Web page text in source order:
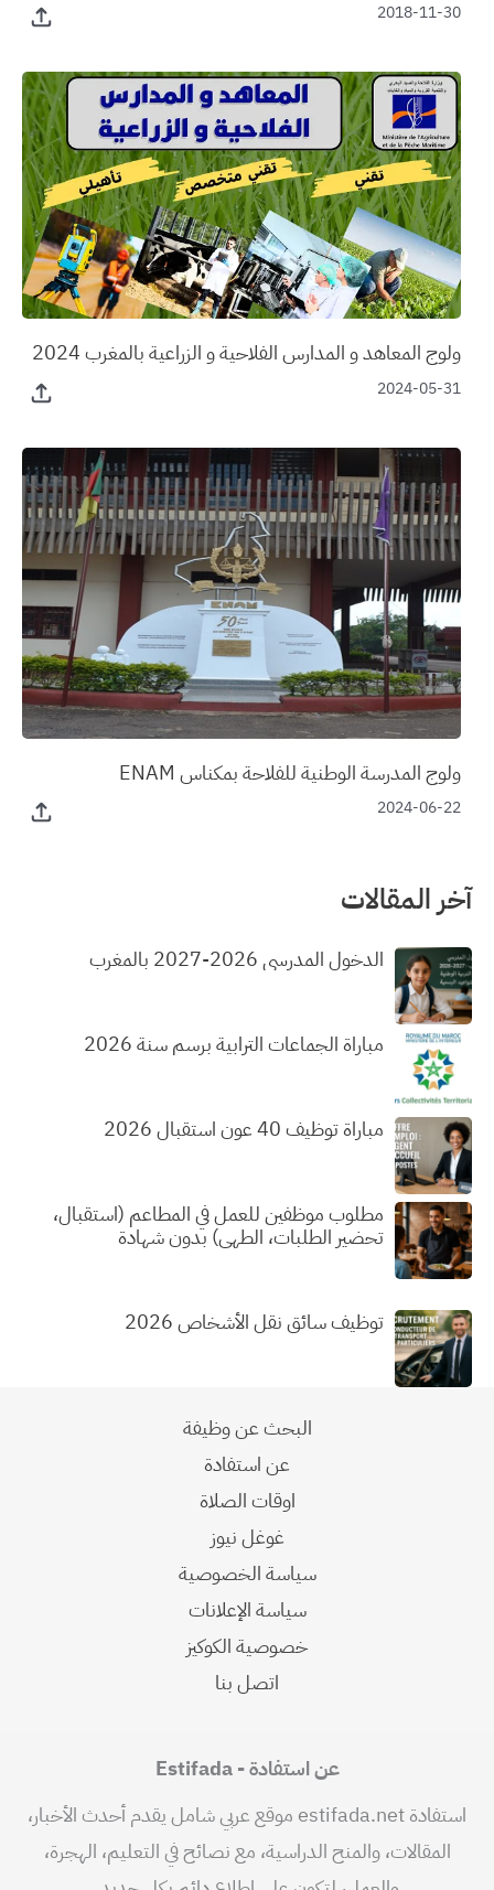
2018-11-30
ولوج المعاهد و المدارس الفلاحية و الزراعية بالمغرب 2024
2024-05-31
ولوج المدرسة الوطنية للفلاحة بمكناس ENAM
2024-06-22
آخر المقالات
الدخول المدرسي 2026-2027 بالمغرب
مباراة الجماعات الترابية برسم سنة 2026
مباراة توظيف 40 عون استقبال 2026
مطلوب موظفين للعمل في المطاعم (استقبال،
تحضير الطلبات، الطهي) بدون شهادة
توظيف سائق نقل الأشخاص 2026
البحث عن وظيفة
عن استفادة
اوقات الصلاة
غوغل نيوز
سياسة الخصوصية
سياسة الإعلانات
خصوصية الكوكيز
اتصل بنا
عن استفادة - Estifada
استفادة estifada.net موقع عربي شامل يقدم أحدث الأخبار،
المقالات، والمنح الدراسية، مع نصائح في التعليم، الهجرة،